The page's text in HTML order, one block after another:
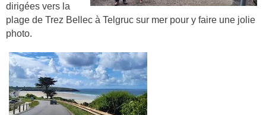
dirigées vers la
plage de Trez Bellec à Telgruc sur mer pour y faire une jolie
photo.